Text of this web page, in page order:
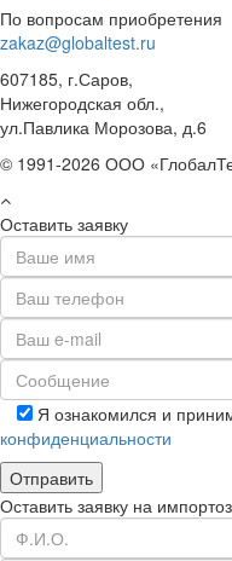
По вопросам приобретения
zakaz@globaltest.ru
607185, г.Саров,
Нижегородская обл.,
ул.Павлика Морозова, д.6
© 1991-2026 ООО
Оставить заявку
Я ознакомился и
конфиденциальности
Оставить заявку на